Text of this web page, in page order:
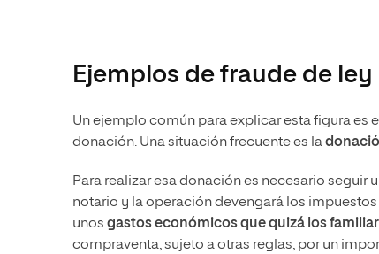
Ejemplos de fraude de ley
Un ejemplo común para explicar esta figura es
donación. Una situación frecuente es la
Para realizar esa donación es necesario
notario y la operación devengará los
unos gastos económicos que quizá los
compraventa, sujeto a otras reglas, por un